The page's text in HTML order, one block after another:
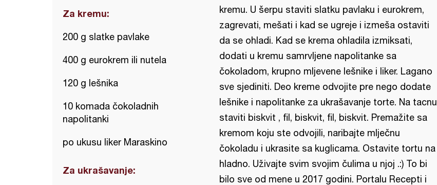
Za kremu:
200 g slatke pavlake
400 g eurokrem ili nutela
120 g lešnika
10 komada čokoladnih
napolitanki
po ukusu liker Maraskino
Za ukrašavanje:
kremu. U šerpu staviti slatku pavlaku i eurokrem,
zagrevati, mešati i kad se ugreje i izmeša ostaviti
da se ohladi. Kad se krema ohladila izmiksati,
dodati u kremu samrvljene napolitanke sa
čokoladom, krupno mljevene lešnike i liker. Lagano
sve sjediniti. Deo kreme odvojite pre nego dodate
lešnike i napolitanke za ukrašavanje torte. Na tacnu
staviti biskvit , fil, biskvit, fil, biskvit. Premažite sa
kremom koju ste odvojili, naribajte mlječnu
čokoladu i ukrasite sa kuglicama. Ostavite tortu na
hladno. Uživajte svim svojim čulima u njoj .:) To bi
bilo sve od mene u 2017 godini. Portalu Recepti i